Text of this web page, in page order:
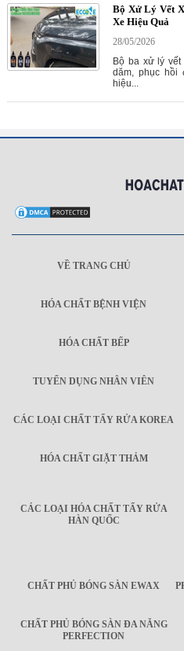
Bộ Xử Lý Vết
Xe Hiệu Quả
28/05/2026
Bộ ba xử lý
dăm, phục hồi
hiệu...
VỀ TRANG CHỦ
HÓA CHẤT BỆNH VIỆN
HÓA CHẤT BẾP
TUYỂN DỤNG NHÂN VIÊN
CÁC LOẠI CHẤT TẨY RỬA KOREA
HÓA CHẤT GIẶT THẢM
CÁC LOẠI HÓA CHẤT TẨY RỬA
HÀN QUỐC
CHẤT PHỦ BÓNG SÀN EWAX
CHẤT PHỦ BÓNG SÀN ĐA NĂNG
PERFECTION